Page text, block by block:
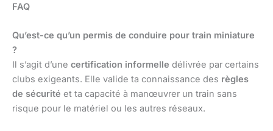
FAQ
Qu’est-ce qu’un permis de conduire pour train miniature
?
Il s’agit d’une certification informelle délivrée par certains
clubs exigeants. Elle valide ta connaissance des règles
de sécurité et ta capacité à manœuvrer un train sans
risque pour le matériel ou les autres réseaux.